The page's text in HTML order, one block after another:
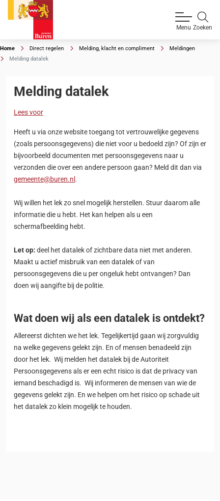
Menu Zoeken
Home Direct regelen Melding, klacht en compliment
Meldingen
Melding datalek
Melding datalek
Lees voor
Heeft u via onze website toegang tot vertrouwelijke gegevens
(zoals persoonsgegevens) die niet voor u bedoeld zijn? Of zijn er
bijvoorbeeld documenten met persoonsgegevens naar u
verzonden die over een andere persoon gaan? Meld dit dan via
gemeente@buren.nl .
Wij willen het lek zo snel mogelijk herstellen. Stuur daarom alle
informatie die u hebt. Het kan helpen als u een
schermafbeelding hebt.
Let op: deel het datalek of zichtbare data niet met anderen.
Maakt u actief misbruik van een datalek of van
persoonsgegevens die u per ongeluk hebt ontvangen? Dan
doen wij aangifte bij de politie.
Wat doen wij als een datalek is ontdekt?
Allereerst dichten we het lek. Tegelijkertijd gaan wij zorgvuldig
na welke gegevens gelekt zijn. En of mensen benadeeld zijn
door het lek. Wij melden het datalek bij de Autoriteit
Persoonsgegevens als er een echt risico is dat de privacy van
iemand beschadigd is. Wij informeren de mensen van wie de
gegevens gelekt zijn. En we helpen om het risico op schade uit
het datalek zo klein mogelijk te houden.